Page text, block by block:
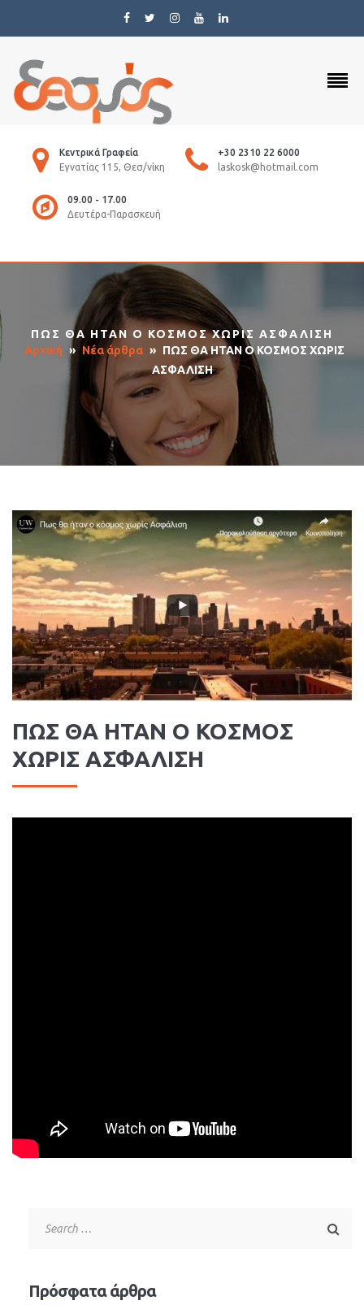
Κεντρικά Γραφεία
Εγνατίας 115, Θεσ/νίκη
+30 2310 22 6000
laskosk@hotmail.com
09.00 - 17.00
Δευτέρα-Παρασκευή
ΠΩΣ ΘΑ ΗΤΑΝ Ο ΚΟΣΜΟΣ ΧΩΡΙΣ ΑΣΦΑΛΙΣΗ
Αρχική » Νέα άρθρα » ΠΩΣ ΘΑ ΗΤΑΝ Ο ΚΟΣΜΟΣ ΧΩΡΙΣ
ΑΣΦΑΛΙΣΗ
ΠΩΣ ΘΑ ΗΤΑΝ Ο ΚΟΣΜΟΣ
ΧΩΡΙΣ ΑΣΦΑΛΙΣΗ
Πρόσφατα άρθρα